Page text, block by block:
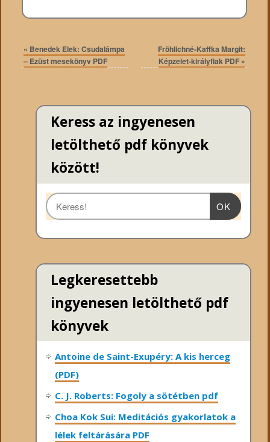
« Benedek Elek: Csudalámpa
– Ezüst mesekönyv PDF
Fröhlichné-Kaffka Margit:
Képzelet-királyfiak PDF »
Keress az ingyenesen
letölthető pdf könyvek
között!
OK
Legkeresettebb
ingyenesen letölthető pdf
könyvek
Antoine de Saint-Exupéry: A kis herceg
(PDF)
C. J. Roberts: Fogoly a sötétben pdf
Choa Kok Sui: Meditációs gyakorlatok a
lélek feltárására PDF